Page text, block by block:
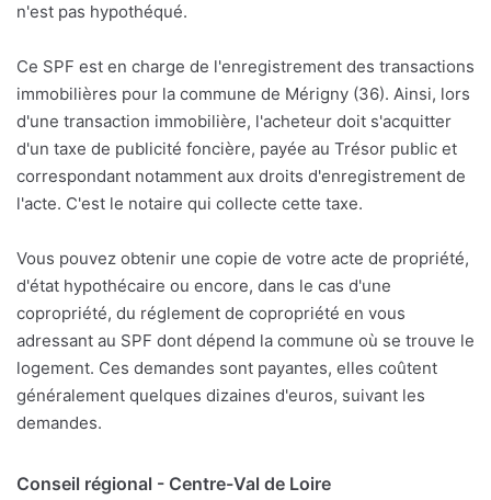
n'est pas hypothéqué.
Ce SPF est en charge de l'enregistrement des transactions
immobilières pour la commune de Mérigny (36). Ainsi, lors
d'une transaction immobilière, l'acheteur doit s'acquitter
d'un taxe de publicité foncière, payée au Trésor public et
correspondant notamment aux droits d'enregistrement de
l'acte. C'est le notaire qui collecte cette taxe.
Vous pouvez obtenir une copie de votre acte de propriété,
d'état hypothécaire ou encore, dans le cas d'une
copropriété, du réglement de copropriété en vous
adressant au SPF dont dépend la commune où se trouve le
logement. Ces demandes sont payantes, elles coûtent
généralement quelques dizaines d'euros, suivant les
demandes.
Conseil régional - Centre-Val de Loire